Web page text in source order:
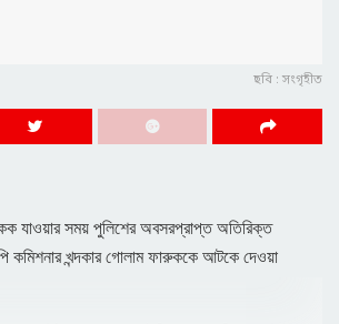
ছবি : সংগৃহীত
যাওয়ার সময় পুলিশের অবসরপ্রাপ্ত অতিরিক্ত
কমিশনার খন্দকার গোলাম ফারুককে আটকে দেওয়া